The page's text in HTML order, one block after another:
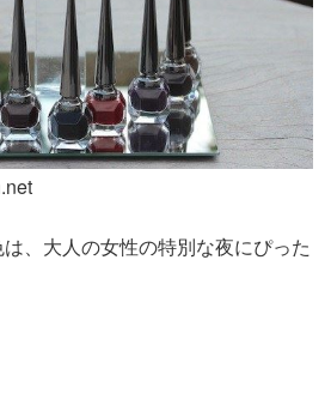
、大人の女性の特別な夜にぴった